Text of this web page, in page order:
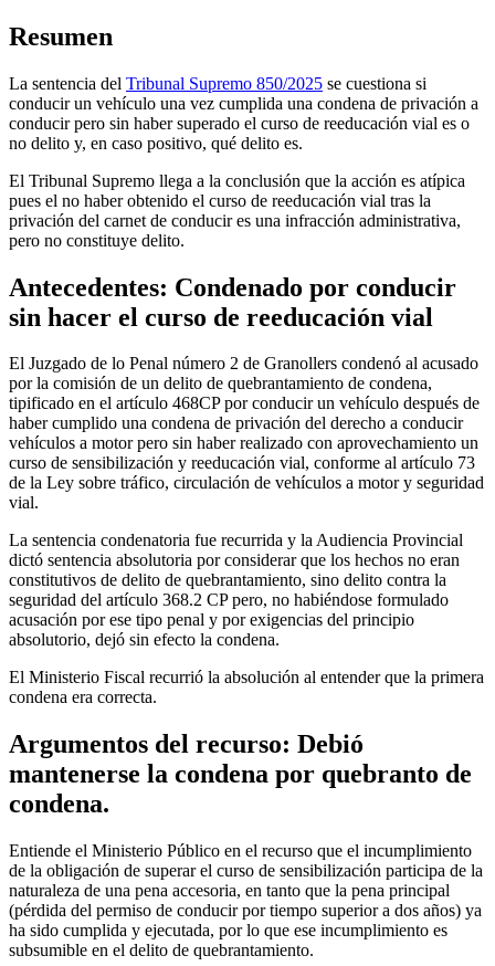
Resumen
La sentencia del Tribunal Supremo 850/2025 se cuestiona si
conducir un vehículo una vez cumplida una condena de privación a
conducir pero sin haber superado el curso de reeducación vial es o
no delito y, en caso positivo, qué delito es.
El Tribunal Supremo llega a la conclusión que la acción es atípica
pues el no haber obtenido el curso de reeducación vial tras la
privación del carnet de conducir es una infracción administrativa,
pero no constituye delito.
Antecedentes: Condenado por conducir
sin hacer el curso de reeducación vial
El Juzgado de lo Penal número 2 de Granollers condenó al acusado
por la comisión de un delito de quebrantamiento de condena,
tipificado en el artículo 468CP por conducir un vehículo después de
haber cumplido una condena de privación del derecho a conducir
vehículos a motor pero sin haber realizado con aprovechamiento un
curso de sensibilización y reeducación vial, conforme al artículo 73
de la Ley sobre tráfico, circulación de vehículos a motor y seguridad
vial.
La sentencia condenatoria fue recurrida y la Audiencia Provincial
dictó sentencia absolutoria por considerar que los hechos no eran
constitutivos de delito de quebrantamiento, sino delito contra la
seguridad del artículo 368.2 CP pero, no habiéndose formulado
acusación por ese tipo penal y por exigencias del principio
absolutorio, dejó sin efecto la condena.
El Ministerio Fiscal recurrió la absolución al entender que la primera
condena era correcta.
Argumentos del recurso: Debió
mantenerse la condena por quebranto de
condena.
Entiende el Ministerio Público en el recurso que el incumplimiento
de la obligación de superar el curso de sensibilización participa de la
naturaleza de una pena accesoria, en tanto que la pena principal
(pérdida del permiso de conducir por tiempo superior a dos años) ya
ha sido cumplida y ejecutada, por lo que ese incumplimiento es
subsumible en el delito de quebrantamiento.